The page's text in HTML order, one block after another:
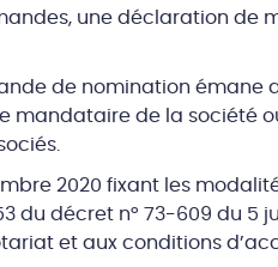
une déclaration de
de nomination émane
mandataire de la société
2020 fixant les
du décret n° 73-609 du 5
et aux conditions